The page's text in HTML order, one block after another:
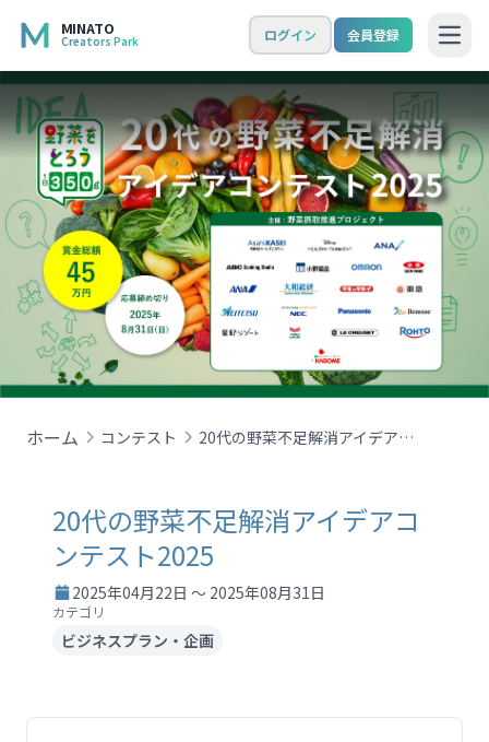
MINATO
Creators Park ログイン 会員登録
ホーム コンテスト 20代の野菜不足解消アイデアコンテスト2025
20代の野菜不足解消アイデアコ
ンテスト2025
2025年04月22日 ～ 2025年08月31日
カテゴリ
ビジネスプラン・企画